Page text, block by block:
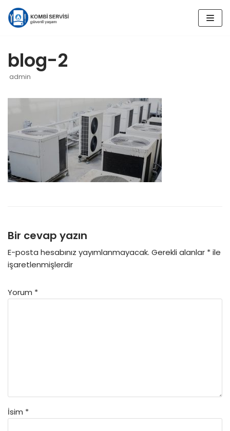
İçeriğe
geç
blog-2
admin
Bir cevap yazın
E-posta hesabınız yayımlanmayacak. Gerekli alanlar *ile
işaretlenmişlerdir
Yorum *
İsim *